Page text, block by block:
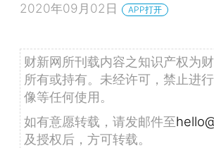
2020年09月02日 APP打开
财新网所刊载内容之知识产权为
所有或持有。未经许可，禁止进
像等任何使用。
如有意愿转载，请发邮件至
及授权后，方可转载。